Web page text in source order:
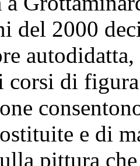
del 2000
corsi di
e di
pittura